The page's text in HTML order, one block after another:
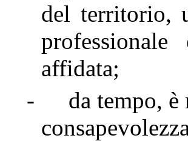
del territorio,
affidata;
-
da tempo,